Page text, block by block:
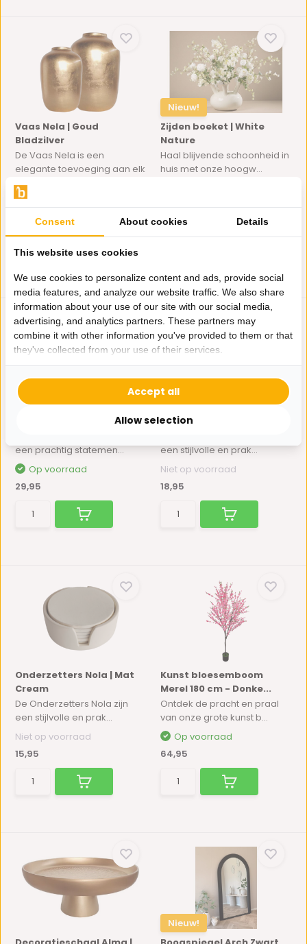
Vaas Nela | Goud
Bladzilver
De Vaas Nela is een
elegante toevoeging aan elk
...
69,95
Nieuw!
Zijden boeket | White
Nature
Haal blijvende schoonheid in
huis met onze hoogw...
169,-
Decoratieschaal Alma |
een prachtig statemen...
Op voorraad
29,95
Onderzetters Nola | Goud
Bladzilver
een stijlvolle en prak...
Niet op voorraad
18,95
Onderzetters Nola | Mat
Cream
De Onderzetters Nola zijn
een stijlvolle en prak...
Niet op voorraad
15,95
Kunst bloesemboom
Merel 180 cm - Donke...
Ontdek de pracht en praal
van onze grote kunst b...
Op voorraad
64,95
Nieuw!
Consent About cookies Details
This website uses cookies
We use cookies to personalize content and ads, provide social
media features, and analyze our website traffic. We also share
information about your use of our site with our social media,
advertising, and analytics partners. These partners may
combine it with other information you've provided to them or that
they've collected from your use of their services.
Allow selection
Accept all